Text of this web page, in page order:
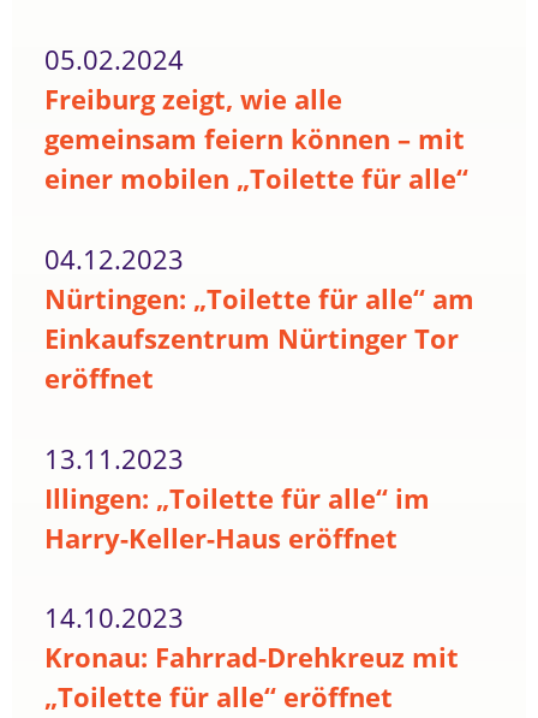
05.02.2024
Freiburg zeigt, wie alle
gemeinsam feiern können – mit
einer mobilen „Toilette für alle“
04.12.2023
Nürtingen: „Toilette für alle“ am
Einkaufszentrum Nürtinger Tor
eröffnet
13.11.2023
Illingen: „Toilette für alle“ im
Harry-Keller-Haus eröffnet
14.10.2023
Kronau: Fahrrad-Drehkreuz mit
„Toilette für alle“ eröffnet